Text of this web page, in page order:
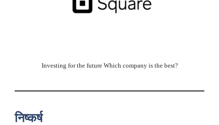
Investing for the future Which company is the best?
निष्कर्ष